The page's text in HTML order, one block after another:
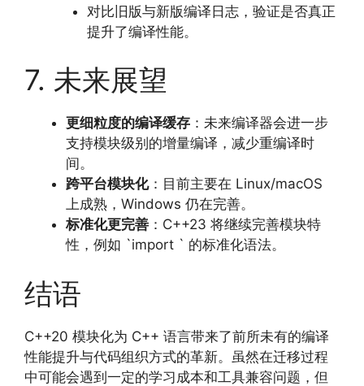
对比旧版与新版编译日志，验证是否真正
提升了编译性能。
7. 未来展望
更细粒度的编译缓存 ：未来编译器会进一步
支持模块级别的增量编译，减少重编译时
间。
跨平台模块化：目前主要在 Linux/macOS
上成熟，Windows 仍在完善。
标准化更完善 ：C++23 将继续完善模块特
性，例如 `import ` 的标准化语法。
结语
C++20 模块化为 C++ 语言带来了前所未有的编译
性能提升与代码组织方式的革新。虽然在迁移过程
中可能会遇到一定的学习成本和工具兼容问题，但